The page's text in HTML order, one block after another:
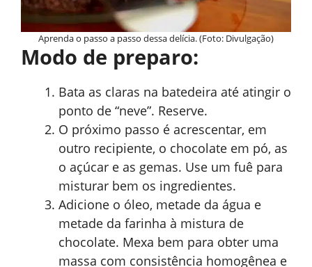
Aprenda o passo a passo dessa delícia. (Foto: Divulgação)
Modo de preparo:
Bata as claras na batedeira até atingir o
ponto de “neve”. Reserve.
O próximo passo é acrescentar, em
outro recipiente, o chocolate em pó, as
o açúcar e as gemas. Use um fuê para
misturar bem os ingredientes.
Adicione o óleo, metade da água e
metade da farinha à mistura de
chocolate. Mexa bem para obter uma
massa com consistência homogênea e